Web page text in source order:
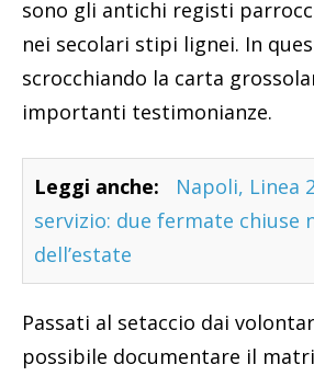
sono gli antichi registi
nei secolari stipi lignei. In
scrocchiando la carta
importanti testimonianze.
Leggi anche:
Napoli, Linea
servizio: due fermate chiuse
dell’estate
Passati al setaccio dai
possibile documentare il